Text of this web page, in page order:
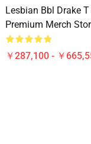
Lesbian Bbl Drake
Premium Merch
￥287,100 - ￥